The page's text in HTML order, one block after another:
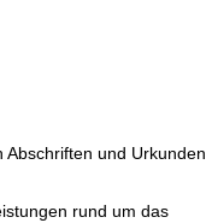
Abschriften und Urkunden
rund um das